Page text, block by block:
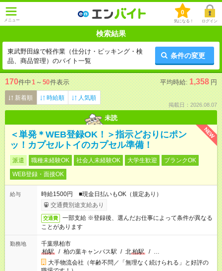
メニュー
0
気になる！ ログイン
検索結果
東武野田線で軽作業（仕分け・ピッキング・検
品、商品管理）のバイト一覧
条件の変更
170件中1 ～ 50件表示 平均時給: 1,358 円
新着順 時給順 人気順
掲載日：2026.08.07
未読
NEW
＜単発＊WEB登録OK！＞指示どおりにポン
ッ！カプセルトイのカプセル準備！
派遣 職種未経験OK 社会人未経験OK 大学生歓迎
ブランクOK
WEB登録・面接OK
給与
時給1500円 ■現金日払いもOK（規定あり）
交通費別途支給あり
交通費
一部支給 ※登録後、選んだお仕事によって条件が異なる
ことがあります
勤務地
千葉県柏市
柏駅
/ 柏の葉キャンパス駅 / 北柏駅 / …
大手物流会社（年齢不問／「無理なく続けられる」と好評の